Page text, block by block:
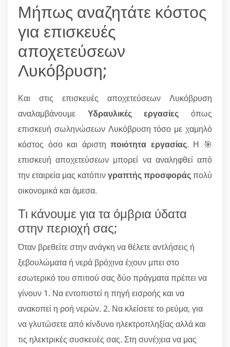
Μήπως αναζητάτε κόστος
για επισκευές
αποχετεύσεων
Λυκόβρυση;
Και στις επισκευές αποχετεύσεων Λυκόβρυση
αναλαμβάνουμε Υδραυλικές εργασίες όπως
επισκευή σωληνώσεων Λυκόβρυση τόσο με χαμηλό
κόστος όσο και άριστηποιότητα εργασίας. Η 🎯
επισκευή αποχετεύσεων μπορεί να αναληφθεί από
την εταιρεία μας κατόπινγραπτής προσφοράςπολύ
οικονομικά και άμεσα.
Τι κάνουμε για τα όμβρια ύδατα
στην περιοχή σας;
Όταν βρεθείτε στην ανάγκη να θέλετε αντλήσεις ή
ξεβουλώματα ή νερά βρόχινα έχουν μπει στο
εσωτερικό του σπιτιού σας δύο πράγματα πρέπει να
γίνουν 1. Να εντοπιστεί η πηγή εισροής και να
ανακοπεί η ροή νερών. 2. Να κλείσετε το ρεύμα, για
να γλυτώσετε από κίνδυνο ηλεκτροπληξίας αλλά και
τις ηλεκτρικές συσκευές σας. Στη συνέχεια να μας